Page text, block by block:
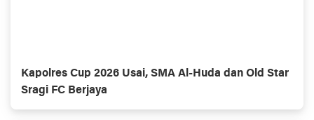
Kapolres Cup 2026 Usai, SMA Al-Huda dan Old Star
Sragi FC Berjaya